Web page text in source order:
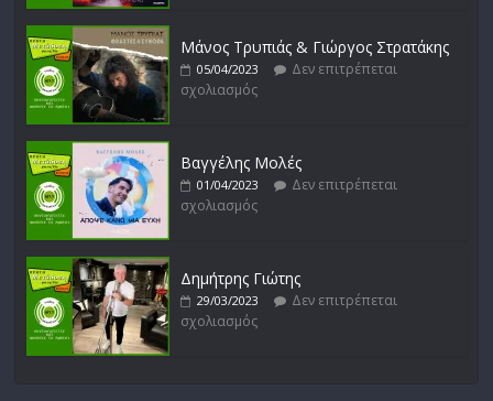
Μάνος Τρυπιάς & Γιώργος Στρατάκης
05/04/2023
Δεν επιτρέπεται
σχολιασμός
Βαγγέλης Μολές
01/04/2023
Δεν επιτρέπεται
σχολιασμός
Δημήτρης Γιώτης
29/03/2023
Δεν επιτρέπεται
σχολιασμός